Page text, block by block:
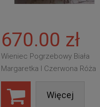
670.00 zł
Wieniec Pogrzebowy Biała
Margaretka I Czerwona Róża
Więcej